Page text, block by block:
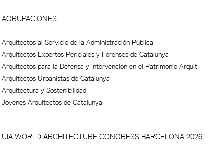
AGRUPACIONES
Arquitectos al Servicio de la Administración Pública
Arquitectos Expertos Periciales y Forenses de Catalunya
Arquitectos para la Defensa y Intervención en el Patrimonio Arquit.
Arquitectos Urbanistas de Catalunya
Arquitectura y Sostenibilidad
Jóvenes Arquitectos de Catalunya
UIA WORLD ARCHITECTURE CONGRESS BARCELONA 2026